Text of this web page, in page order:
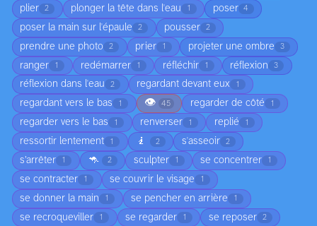
plier 2 plonger la tête dans l'eau 1 poser 4
poser la main sur l'épaule 2 pousser 2
prendre une photo 2 prier 1 projeter une ombre 3
ranger 1 redémarrer 1 réfléchir 1 réflexion 3
réflexion dans l'eau 2 regardant devant eux 1
regardant vers le bas 1 👁️ 45 regarder de côté 1
regarder vers le bas 1 renverser 1 replié 1
ressortir lentement 1 🧎 2 s'asseoir 2
s’arrêter 1 🦘 2 sculpter 1 se concentrer 1
se contracter 1 se couvrir le visage 1
se donner la main 1 se pencher en arrière 1
se recroqueviller 1 se regarder 1 se reposer 2